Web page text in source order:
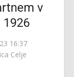
v
1926
16:37
Celje